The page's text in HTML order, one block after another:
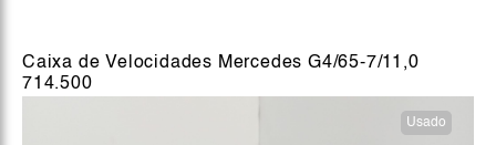
Caixa de Velocidades Mercedes G4/65-7/11,0
714.500
Usado